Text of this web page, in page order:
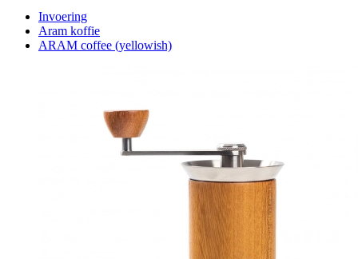
Invoering
Aram koffie
ARAM coffee (yellowish)